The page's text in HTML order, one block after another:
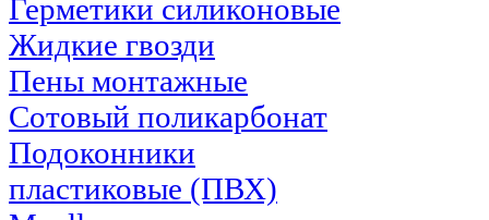
Герметики силиконовые
Жидкие гвозди
Пены монтажные
Сотовый поликарбонат
Подоконники
пластиковые (ПВХ)